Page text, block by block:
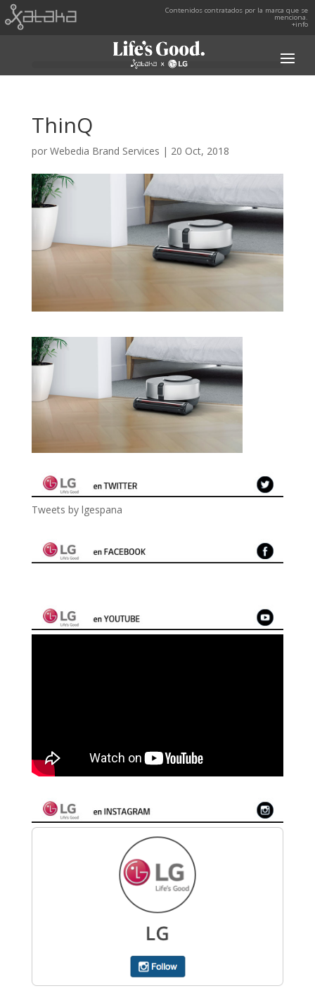
Contenidos contratados por la marca que se
menciona.
+info
ThinQ
por Webedia Brand Services | 20 Oct, 2018
Tweets by lgespana